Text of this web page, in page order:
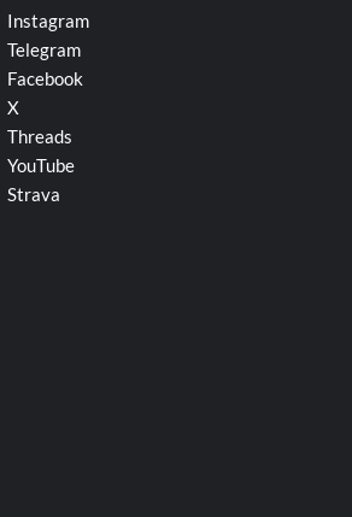
Instagram
Telegram
Facebook
X
Threads
YouTube
Strava